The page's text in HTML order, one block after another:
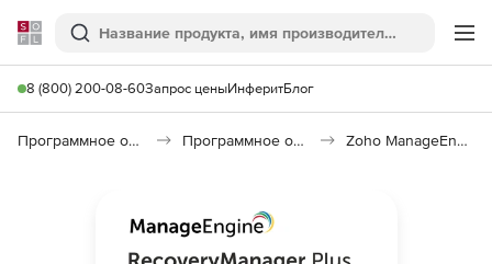
Softline
Поиск
8 (800) 200-08-60Запрос ценыИнферитБлог
Программное обеспечение для работы с файлами и дисками Программное обеспечение для резервного копирования Zoho ManageEngine RecoveryManager Plus